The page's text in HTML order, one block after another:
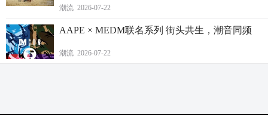
潮流 2026-07-22
AAPE × MEDM联名系列 街头共生，潮音同频
潮流 2026-07-22